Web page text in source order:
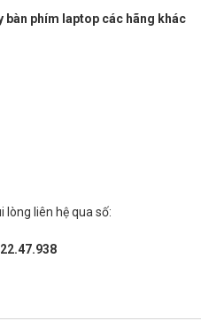
bàn phím laptop các hãng khác
lòng liên hệ qua số: